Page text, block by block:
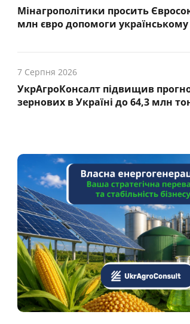
Мінагрополітики просить
млн євро допомоги українському
7 Серпня 2026
УкрАгроКонсалт підвищив
зернових в Україні до 64,3 млн